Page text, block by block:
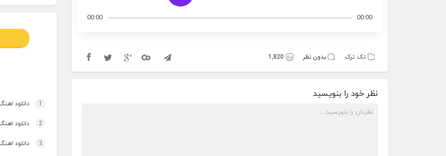
00:00
00:00
تک ترک بدون نظر 1,820
نظر خود را بنویسید
1 دانلود
2 دانلود
3 دانلود اهنگ برنو